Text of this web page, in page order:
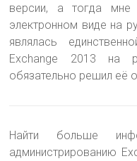
версии, а тогда мне
электронном виде на
являлась
Exchange 2013 на
обязательно решил её
Найти больше
администрированию